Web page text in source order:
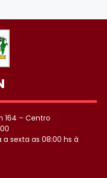
164 – Centro
a sexta as 08:00 hs à